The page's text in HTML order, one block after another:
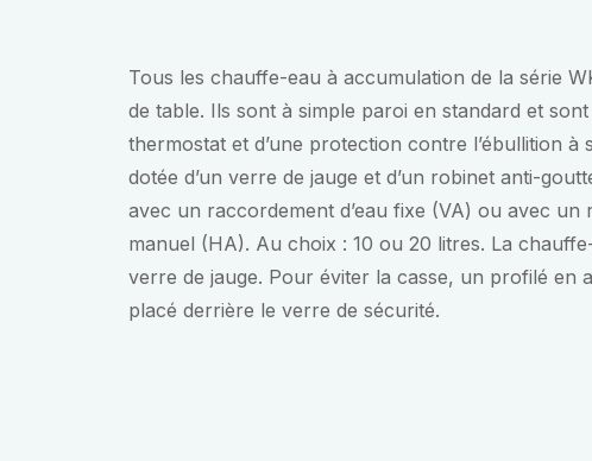
Tous les chauffe-eau à accumulation de la série
de table. Ils sont à simple paroi en standard et sont
thermostat et d’une protection contre l’ébullition à
dotée d’un verre de jauge et d’un robinet anti-
avec un raccordement d’eau fixe (VA) ou avec un
manuel (HA). Au choix : 10 ou 20 litres. La
verre de jauge. Pour éviter la casse, un profilé en
placé derrière le verre de sécurité.